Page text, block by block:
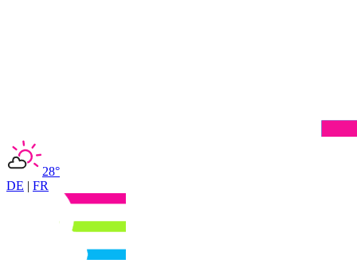
28°
DE | FR